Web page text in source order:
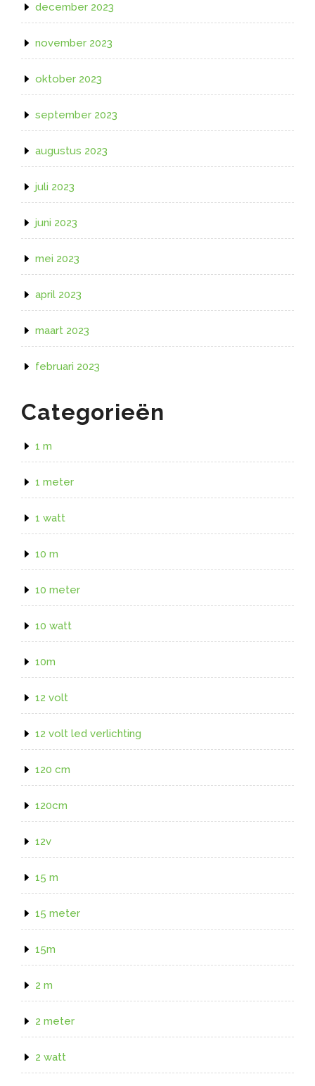
december 2023
november 2023
oktober 2023
september 2023
augustus 2023
juli 2023
juni 2023
mei 2023
april 2023
maart 2023
februari 2023
Categorieën
1 m
1 meter
1 watt
10 m
10 meter
10 watt
10m
12 volt
12 volt led verlichting
120 cm
120cm
12v
15 m
15 meter
15m
2 m
2 meter
2 watt